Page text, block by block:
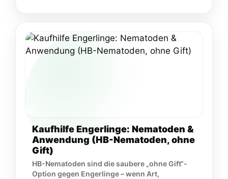
Kaufhilfe Engerlinge: Nematoden &
Anwendung (HB-Nematoden, ohne
Gift)
HB-Nematoden sind die saubere „ohne Gift“-
Option gegen Engerlinge – wenn Art,